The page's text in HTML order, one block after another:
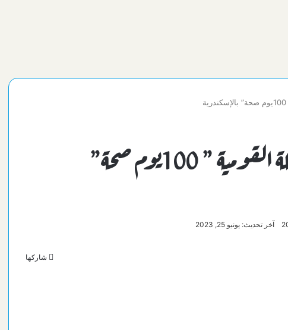
محافظ الإسكندرية يطلق الحملة القومية ” 100يوم صحة”
آخر تحديث: يونيو 25, 2023
شاركها